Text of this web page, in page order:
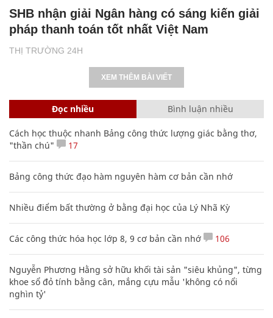
THỊ TRƯỜNG 24H
SHB nhận giải Ngân hàng có sáng kiến giải
pháp thanh toán tốt nhất Việt Nam
XEM THÊM BÀI VIẾT
Đọc nhiều Bình luận nhiều
Cách học thuộc nhanh Bảng công thức lượng giác bằng thơ,
"thần chú"
17
Bảng công thức đạo hàm nguyên hàm cơ bản cần nhớ
Nhiều điểm bất thường ở bằng đại học của Lý Nhã Kỳ
Các công thức hóa học lớp 8, 9 cơ bản cần nhớ 106
Nguyễn Phương Hằng sở hữu khối tài sản "siêu khủng", từng
khoe sổ đỏ tính bằng cân, mắng cựu mẫu 'không có nổi
nghìn tỷ'